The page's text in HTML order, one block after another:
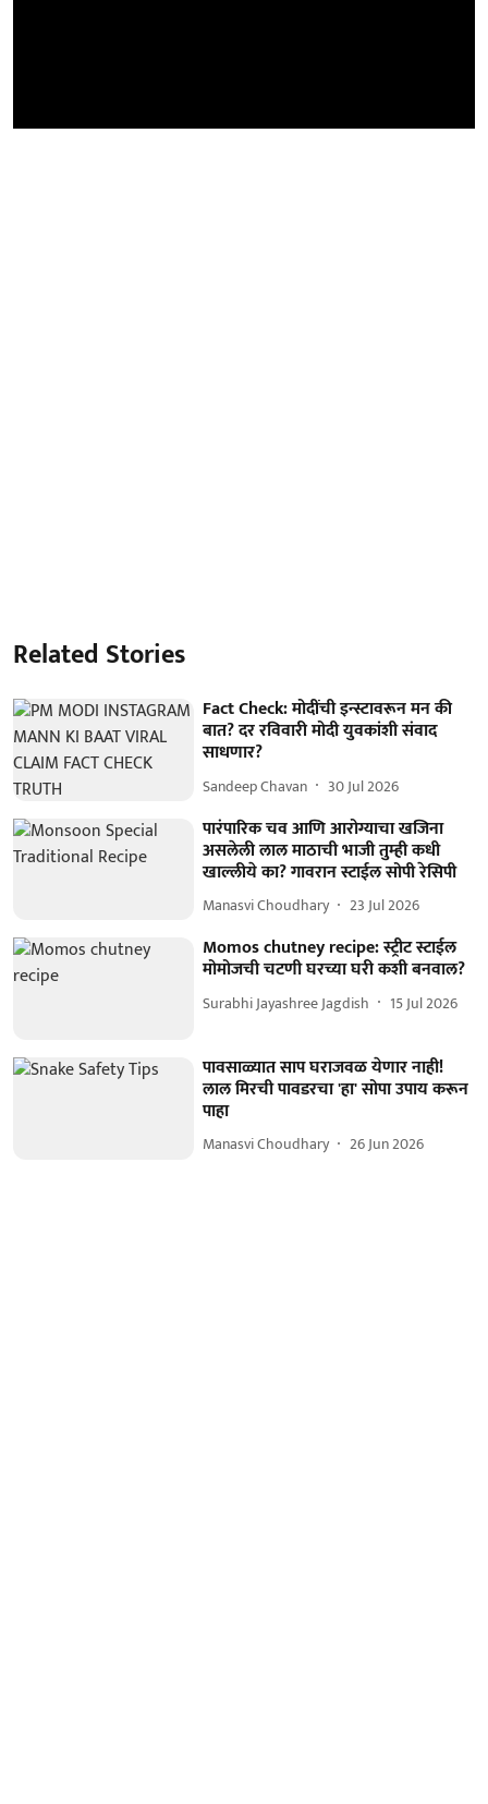
Related Stories
Fact Check: मोदींची इन्स्टावरून मन की
बात? दर रविवारी मोदी युवकांशी संवाद
साधणार?
Sandeep Chavan 30 Jul 2026
पारंपारिक चव आणि आरोग्याचा खजिना
असलेली लाल माठाची भाजी तुम्ही कधी
खाल्लीये का? गावरान स्टाईल सोपी रेसिपी
Manasvi Choudhary 23 Jul 2026
Momos chutney recipe: स्ट्रीट स्टाईल
मोमोजची चटणी घरच्या घरी कशी बनवाल?
Surabhi Jayashree Jagdish 15 Jul 2026
पावसाळ्यात साप घराजवळ येणार नाही!
लाल मिरची पावडरचा 'हा' सोपा उपाय करून
पाहा
Manasvi Choudhary 26 Jun 2026